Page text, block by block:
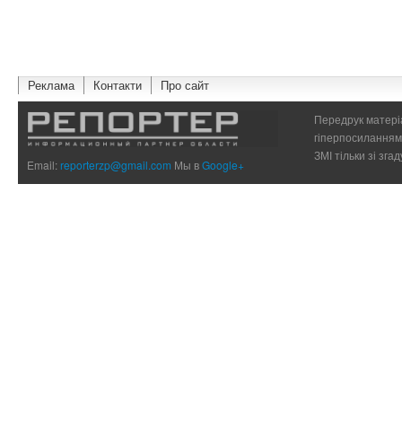
Реклама Контакти Про сайт
Email:reporterzp@gmail.com Мы вGoogle+
Передрук
ЗМІ тільки зі